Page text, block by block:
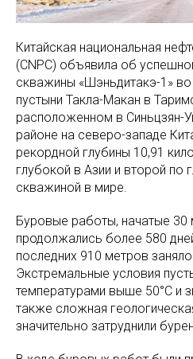
Китайская национальная
(CNPC) объявила об
скважины «Шэньдитакэ-1»
пустыни Такла-Макан в
расположенном в Синьцзян-
районе на северо-западе
рекордной глубины 10,91
глубокой в Азии и второй по
скважиной в мире.
Буровые работы, начатые 30
продолжались более 580
последних 910 метров
Экстремальные условия
температурами выше 50°C и
также сложная
значительно затруднили